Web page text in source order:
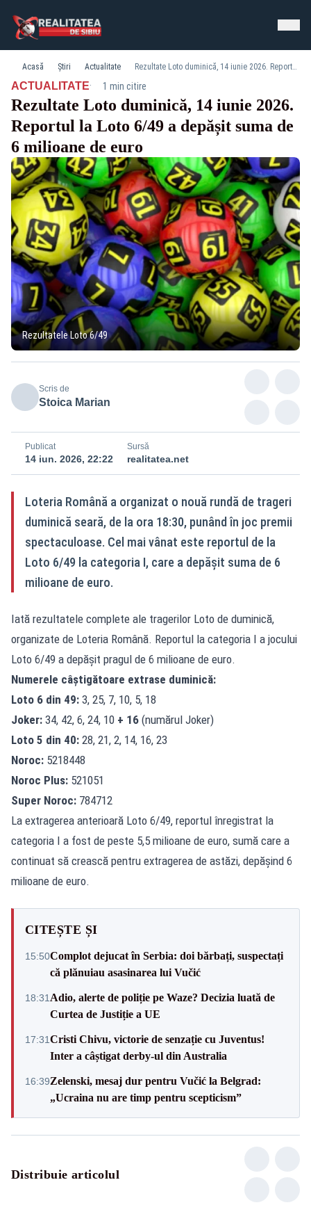
Acasă Știri Actualitate Rezultate Loto duminică, 14 iunie 2026. Reportul la Loto 6/49 a depășit suma de 6 milioane de euro
ACTUALITATE· 1 min citire
Rezultate Loto duminică, 14 iunie 2026.
Reportul la Loto 6/49 a depășit suma de
6 milioane de euro
Rezultatele Loto 6/49
Scris de
Stoica Marian
Publicat
14 iun. 2026, 22:22
Sursă
realitatea.net
Loteria Română a organizat o nouă rundă de trageri
duminică seară, de la ora 18:30, punând în joc premii
spectaculoase. Cel mai vânat este reportul de la
Loto 6/49 la categoria I, care a depășit suma de 6
milioane de euro.
Iată rezultatele complete ale tragerilor Loto de duminică,
organizate de Loteria Română. Reportul la categoria I a jocului
Loto 6/49 a depășit pragul de 6 milioane de euro.
Numerele câștigătoare extrase duminică:
Loto 6 din 49: 3, 25, 7, 10, 5, 18
Joker: 34, 42, 6, 24, 10 + 16 (numărul Joker)
Loto 5 din 40: 28, 21, 2, 14, 16, 23
Noroc: 5218448
Noroc Plus: 521051
Super Noroc: 784712
La extragerea anterioară Loto 6/49, reportul înregistrat la
categoria I a fost de peste 5,5 milioane de euro, sumă care a
continuat să crească pentru extragerea de astăzi, depășind 6
milioane de euro.
CITEȘTE ȘI
15:50Complot dejucat în Serbia: doi bărbați, suspectați
că plănuiau asasinarea lui Vučić
18:31 Adio, alerte de poliție pe Waze? Decizia luată de
Curtea de Justiție a UE
17:31Cristi Chivu, victorie de senzație cu Juventus!
Inter a câștigat derby-ul din Australia
16:39Zelenski, mesaj dur pentru Vučić la Belgrad:
„Ucraina nu are timp pentru scepticism”
Distribuie articolul